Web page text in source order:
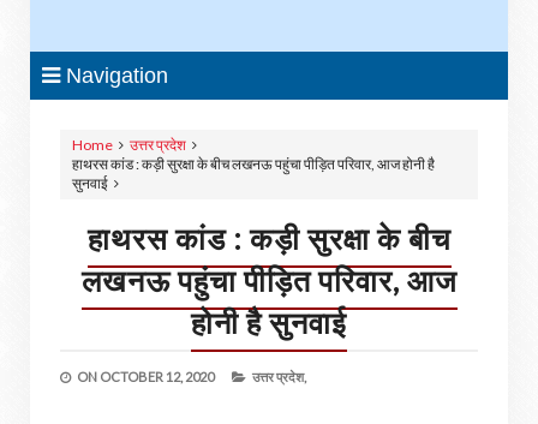
Navigation
Home
उत्तर प्रदेश
हाथरस कांड : कड़ी सुरक्षा के बीच लखनऊ पहुंचा पीड़ित परिवार, आज होनी है
सुनवाई
हाथरस कांड : कड़ी सुरक्षा के बीच
लखनऊ पहुंचा पीड़ित परिवार, आज
होनी है सुनवाई
ON OCTOBER 12, 2020 उत्तर प्रदेश,